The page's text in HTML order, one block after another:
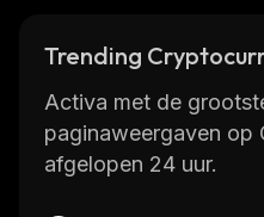
Trending
Activa met de
paginaweergaven op
afgelopen 24 uur.